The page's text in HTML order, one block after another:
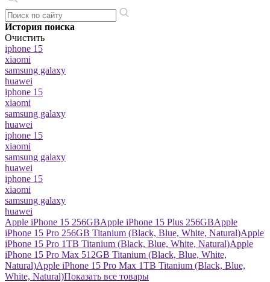
История поиска
Очистить
iphone 15
xiaomi
samsung galaxy
huawei
iphone 15
xiaomi
samsung galaxy
huawei
iphone 15
xiaomi
samsung galaxy
huawei
iphone 15
xiaomi
samsung galaxy
huawei
Apple iPhone 15 256GBApple iPhone 15 Plus 256GBApple
iPhone 15 Pro 256GB Titanium (Black, Blue, White, Natural)Apple
iPhone 15 Pro 1TB Titanium (Black, Blue, White, Natural)Apple
iPhone 15 Pro Max 512GB Titanium (Black, Blue, White,
Natural)Apple iPhone 15 Pro Max 1TB Titanium (Black, Blue,
White, Natural)Показать все товары